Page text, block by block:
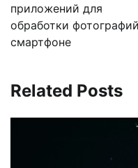
записям
приложений для
обработки
смартфоне
Related Posts